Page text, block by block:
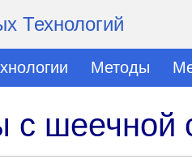
Технологий
Методы
шеечной